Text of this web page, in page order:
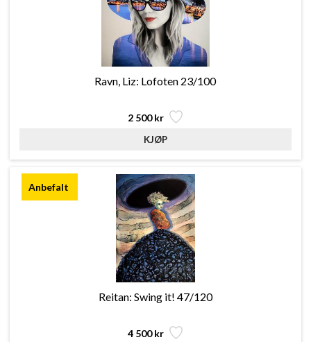
Ravn, Liz: Lofoten 23/100
2 500 kr
Reitan: Swing it! 47/120
4 500 kr